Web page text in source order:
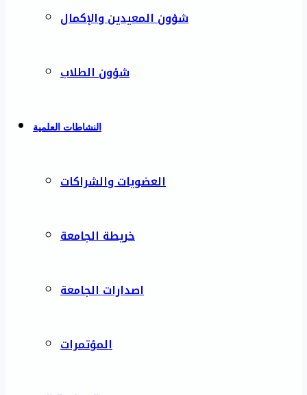
شؤون المعيدين والإكمال
شؤون الطلاب
النشاطات العلمية
العضويات والشراكات
خريطة الجامعة
اصدارات الجامعة
المؤتمرات